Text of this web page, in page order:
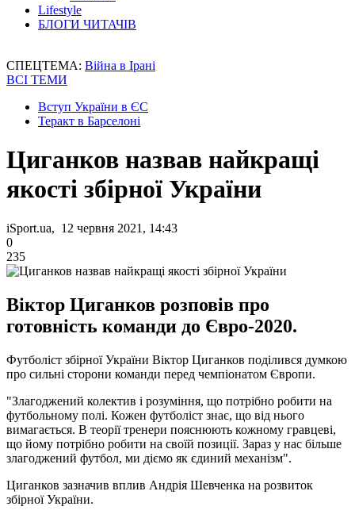
Lifestyle
БЛОГИ ЧИТАЧІВ
СПЕЦТЕМА: Війна в Ірані
ВСІ ТЕМИ
Вступ України в ЄС
Теракт в Барселоні
Циганков назвав найкращі
якості збірної України
iSport.ua, 12 червня 2021, 14:43
0
235
Віктор Циганков розповів про
готовність команди до Євро-2020.
Футболіст збірної України Віктор Циганков поділився думкою
про сильні сторони команди перед чемпіонатом Європи.
"Злагоджений колектив і розуміння, що потрібно робити на
футбольному полі. Кожен футболіст знає, що від нього
вимагається. В теорії тренери пояснюють кожному гравцеві,
що йому потрібно робити на своїй позиції. Зараз у нас більше
злагоджений футбол, ми діємо як єдиний механізм".
Циганков зазначив вплив Андрія Шевченка на розвиток
збірної України.